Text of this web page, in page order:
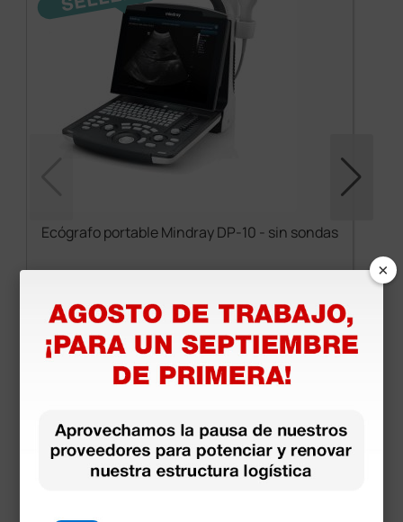
Ecógrafo portable Mindray DP-10 - sin sondas
900,00 € 1.000,00 €
(Precio sin IVA)
1 ud.
Productos similares
×